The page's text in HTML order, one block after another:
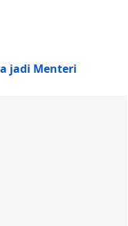
jadi Menteri